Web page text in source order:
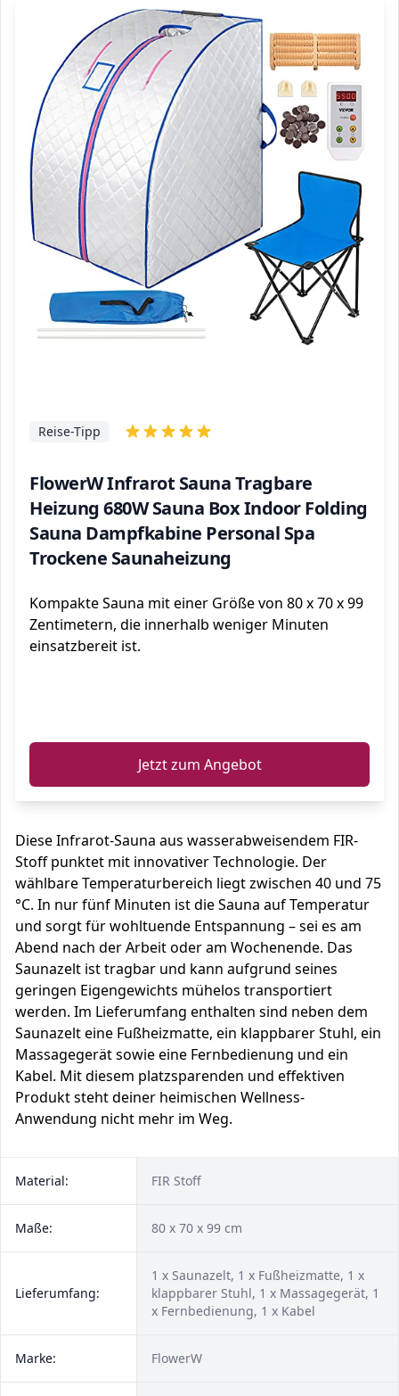
FlowerW Infrarot Sauna Tragbare
Heizung 680W Sauna Box Indoor Folding
Sauna Dampfkabine Personal Spa
Trockene Saunaheizung
Reise-Tipp
Kompakte Sauna mit einer Größe von 80 x 70 x 99
Zentimetern, die innerhalb weniger Minuten
einsatzbereit ist.
Jetzt zum Angebot
Diese Infrarot-Sauna aus wasserabweisendem FIR-
Stoff punktet mit innovativer Technologie. Der
wählbare Temperaturbereich liegt zwischen 40 und 75
°C. In nur fünf Minuten ist die Sauna auf Temperatur
und sorgt für wohltuende Entspannung – sei es am
Abend nach der Arbeit oder am Wochenende. Das
Saunazelt ist tragbar und kann aufgrund seines
geringen Eigengewichts mühelos transportiert
werden. Im Lieferumfang enthalten sind neben dem
Saunazelt eine Fußheizmatte, ein klappbarer Stuhl, ein
Massagegerät sowie eine Fernbedienung und ein
Kabel. Mit diesem platzsparenden und effektiven
Produkt steht deiner heimischen Wellness-
Anwendung nicht mehr im Weg.
Material: FIR Stoff
Maße: 80 x 70 x 99 cm
Lieferumfang:
1 x Saunazelt, 1 x Fußheizmatte, 1 x
klappbarer Stuhl, 1 x Massagegerät, 1
x Fernbedienung, 1 x Kabel
Marke: FlowerW